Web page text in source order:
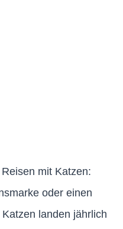
mit Katzen:
oder einen
landen jährlich